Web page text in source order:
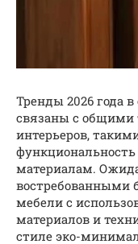
Тренды 2026 года
связаны с общими
интерьеров,
материалам.
востребованными
мебели с
материалов и
стиле эко-